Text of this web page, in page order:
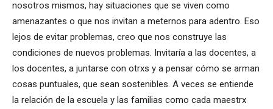
nosotros mismos, hay situaciones que se viven como
amenazantes o que nos invitan a meternos para adentro. Eso
lejos de evitar problemas, creo que nos construye las
condiciones de nuevos problemas. Invitaría a las docentes, a
los docentes, a juntarse con otrxs y a pensar cómo se arman
cosas puntuales, que sean sostenibles. A veces se entiende
la relación de la escuela y las familias como cada maestrx